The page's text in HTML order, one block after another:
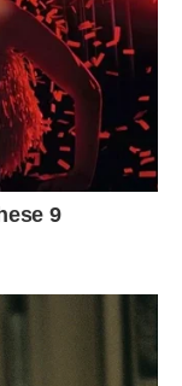
раніше,
Шість годин
прямо на місці.
таборі.
біля
струни, і всі
щось
на
“Цей